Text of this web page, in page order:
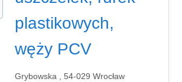
plastikowych,
węży PCV
Grybowska , 54-029 Wrocław